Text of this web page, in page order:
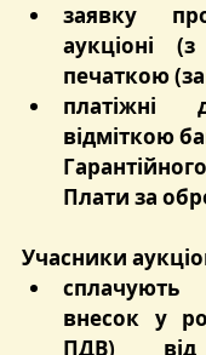
заявку
аукціоні
печаткою
платіжні
відміткою
Плати за
Учасники
сплачують
внесок у
ПДВ) від